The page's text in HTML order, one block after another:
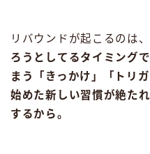
リバウンドが起こるのは、
ろうとしてるタイミング
まう「きっかけ」「トリ
始めた新しい習慣が絶た
するから。